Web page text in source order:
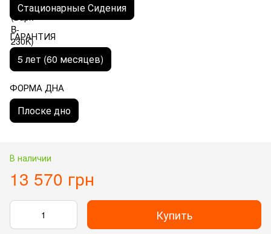
Стационарные Сидения
ГАРАНТИЯ
5 лет (60 месяцев)
ФОРМА ДНА
Плоске дно
В наличии
13 570 грн
Купить